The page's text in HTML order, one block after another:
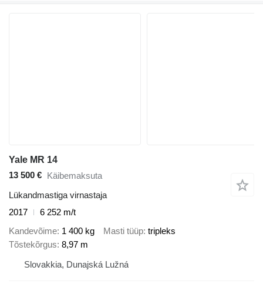
Yale MR 14
13 500 € Käibemaksuta
Lükandmastiga virnastaja
2017
6 252 m/t
Kandevõime 1 400 kg Masti tüüp tripleks
Tõstekõrgus 8,97 m
Slovakkia, Dunajská Lužná